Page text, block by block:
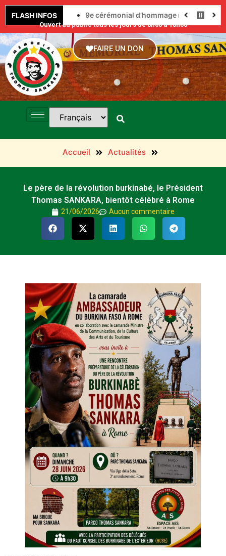
FLASH INFOS 9e cérémonial d’hommage militaire au
Ouvert au public tous les jours de 8h00 à 18h00
FAIRE UN DON
Accueil Actualités
Le père de la révolution burkinabé, le Président
Thomas SANKARA, bientôt célébré à Rome
21/06/2026 Aucun commentaire